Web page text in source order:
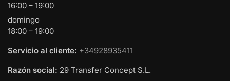
16:00 – 19:00
domingo
18:00 – 19:00
Servicio al cliente: +34928935411
Razón social: 29 Transfer Concept S.L.